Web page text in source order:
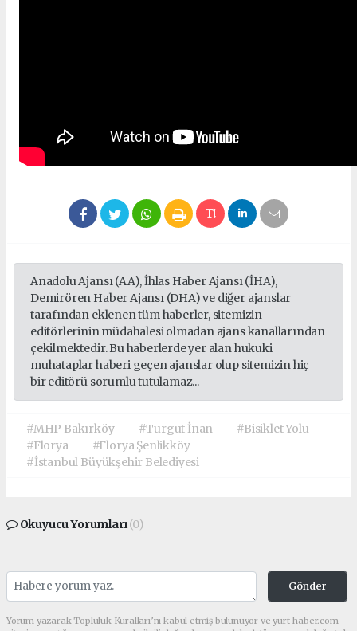
Anadolu Ajansı (AA), İhlas Haber Ajansı (İHA),
Demirören Haber Ajansı (DHA) ve diğer ajanslar
tarafından eklenen tüm haberler, sitemizin
editörlerinin müdahalesi olmadan ajans kanallarından
çekilmektedir. Bu haberlerde yer alan hukuki
muhataplar haberi geçen ajanslar olup sitemizin hiç
bir editörü sorumlu tutulamaz...
#MHP Bakırköy #Turgut İnan
#Bisiklet Yolu
#Florya
#Florya Şenlikköy
#İstanbul Büyükşehir Belediyesi
Okuyucu Yorumları(0)
Gönder
Yorum yazarak Topluluk Kuralları’nı kabul etmiş bulunuyor ve yurt-haber.com